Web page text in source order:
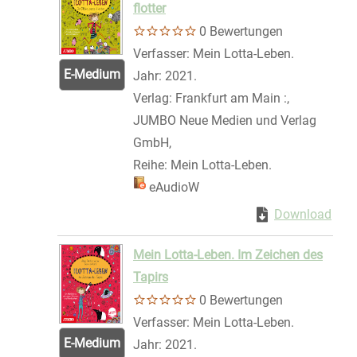
E-Medium
flotter
0 Bewertungen
Verfasser: Mein Lotta-Leben.
Jahr: 2021.
Verlag: Frankfurt am Main :,
JUMBO Neue Medien und Verlag
GmbH,
Reihe: Mein Lotta-Leben.
Mediengruppe:
eAudioW
Zum Download
Download
E-Medium
Mein Lotta-Leben. Im Zeichen des
Tapirs
0 Bewertungen
Verfasser: Mein Lotta-Leben.
Jahr: 2021.